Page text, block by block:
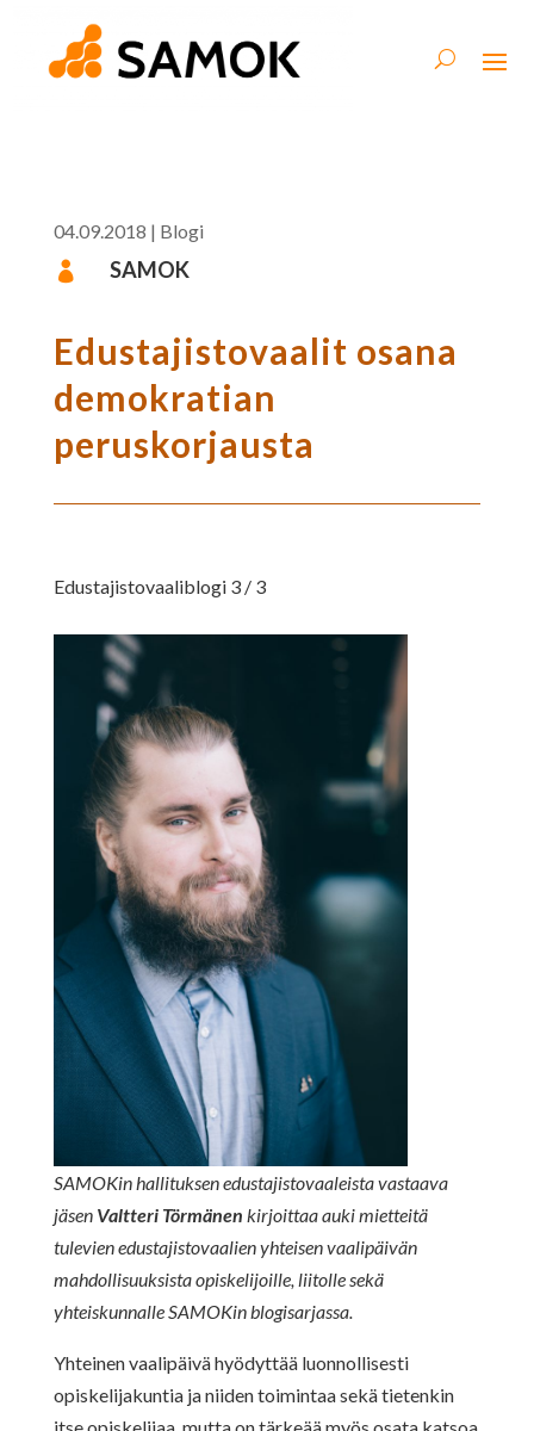
04.09.2018 | Blogi
 SAMOK
Edustajistovaalit osana
demokratian
peruskorjausta
Edustajistovaaliblogi 3 / 3
SAMOKin hallituksen edustajistovaaleista vastaava
jäsen Valtteri Törmänen kirjoittaa auki mietteitä
tulevien edustajistovaalien yhteisen vaalipäivän
mahdollisuuksista opiskelijoille, liitolle sekä
yhteiskunnalle SAMOKin blogisarjassa.
Yhteinen vaalipäivä hyödyttää luonnollisesti
opiskelijakuntia ja niiden toimintaa sekä tietenkin